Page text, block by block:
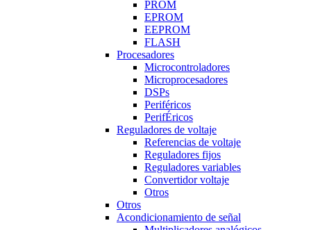
PROM
EPROM
EEPROM
FLASH
Procesadores
Microcontroladores
Microprocesadores
DSPs
Periféricos
PerifÉricos
Reguladores de voltaje
Referencias de voltaje
Reguladores fijos
Reguladores variables
Convertidor voltaje
Otros
Otros
Acondicionamiento de señal